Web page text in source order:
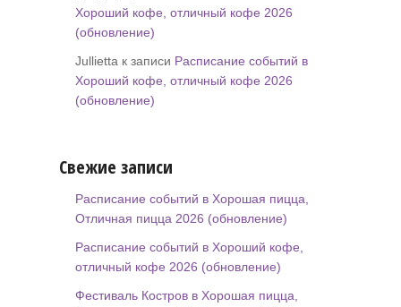
Хороший кофе, отличный кофе 2026
(обновление)
Jullietta к записи Расписание событий в
Хороший кофе, отличный кофе 2026
(обновление)
Свежие записи
Расписание событий в Хорошая пицца,
Отличная пицца 2026 (обновление)
Расписание событий в Хороший кофе,
отличный кофе 2026 (обновление)
Фестиваль Костров в Хорошая пицца,